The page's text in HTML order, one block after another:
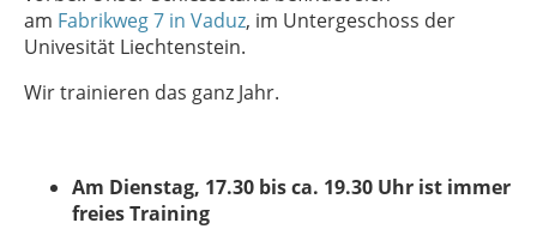
am Fabrikweg 7 in Vaduz, im Untergeschoss der
Univesität Liechtenstein.
Wir trainieren das ganz Jahr.
Am Dienstag, 17.30 bis ca. 19.30 Uhr ist immer
freies Training